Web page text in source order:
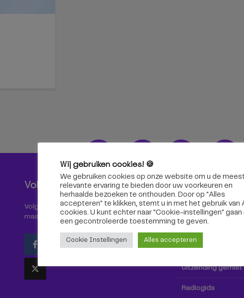
Volg ons!
Volg Omroep Tilburg niet alleen hier,
maar ook via social media!
Radio & TV
Kijk tv
Radio
TV-gids
Uitzending gemist
Radiogids
Wij gebruiken cookies! 🍪
We gebruiken cookies op onze website om u de
relevante ervaring te bieden door uw voorkeuren en
herhaalde bezoeken te onthouden. Door op "Alles
accepteren" te klikken, stemt u in met het gebruik van
cookies. U kunt echter naar "Cookie-instellingen" gaan
een ​​gecontroleerde toestemming te geven.
Cookie Instellingen Alles accepteren